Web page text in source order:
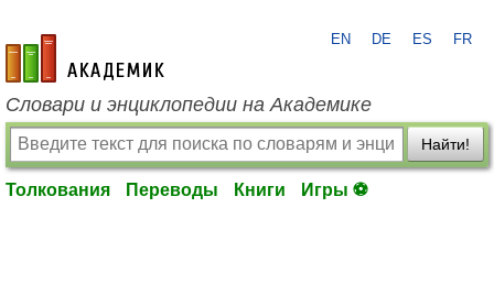
academic.ru
EN DE ES FR
Словари и энциклопедии на Академике
Найти!
Толкования Переводы Книги Игры ⚽